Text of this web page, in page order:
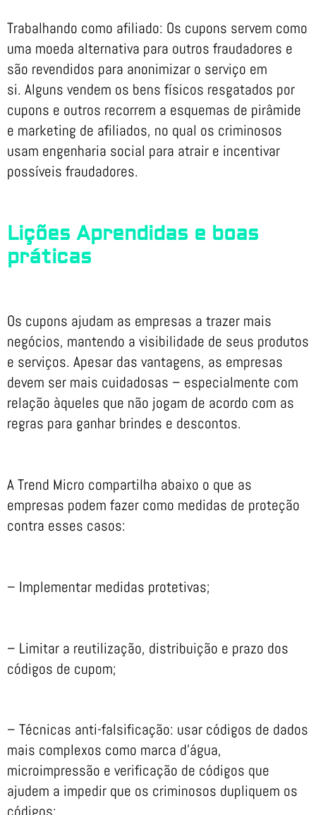
Trabalhando como afiliado: Os cupons servem como
uma moeda alternativa para outros fraudadores e
são revendidos para anonimizar o serviço em
si. Alguns vendem os bens físicos resgatados por
cupons e outros recorrem a esquemas de pirâmide
e marketing de afiliados, no qual os criminosos
usam engenharia social para atrair e incentivar
possíveis fraudadores.
Lições Aprendidas e boas
práticas
Os cupons ajudam as empresas a trazer mais
negócios, mantendo a visibilidade de seus produtos
e serviços. Apesar das vantagens, as empresas
devem ser mais cuidadosas – especialmente com
relação àqueles que não jogam de acordo com as
regras para ganhar brindes e descontos.
A Trend Micro compartilha abaixo o que as
empresas podem fazer como medidas de proteção
contra esses casos:
– Implementar medidas protetivas;
– Limitar a reutilização, distribuição e prazo dos
códigos de cupom;
– Técnicas anti-falsificação: usar códigos de dados
mais complexos como marca d’água,
microimpressão e verificação de códigos que
ajudem a impedir que os criminosos dupliquem os